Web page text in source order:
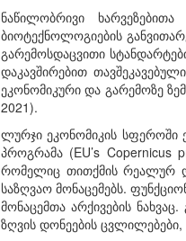
ნაწილობრივი
ბიოტექნოლოგიების
გარემოსდაცვითი
დაკავშირებით
ეკონომიკური და გარემოზე
2021).
ლურჯი ეკონომიკის სფეროში
პროგრამა (EU’s Copernicus
რომელიც თითქმის რეალურ
საზღვაო მონაცემებს.
მონაცემთა არქივების
ზღვის დონეების ცვლილებები,